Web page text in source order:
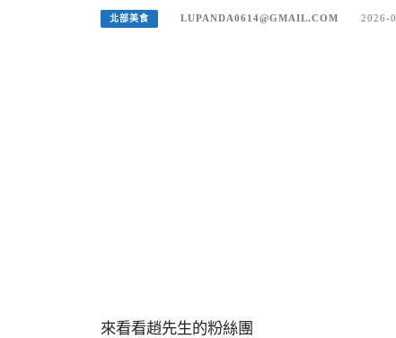
北部美食 LUPANDA0614@GMAIL.COM 2026-
來看看趙先生的粉絲團